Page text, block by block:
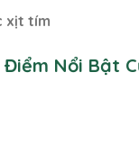
xịt tím
Điểm Nổi Bật